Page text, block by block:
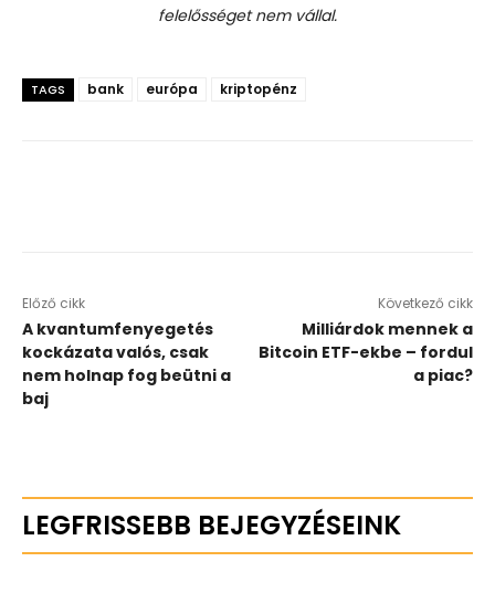
felelősséget nem vállal.
TAGS bank európa kriptopénz
Előző cikk
A kvantumfenyegetés
kockázata valós, csak
nem holnap fog beütni a
baj
Következő cikk
Milliárdok mennek a
Bitcoin ETF-ekbe – fordul
a piac?
LEGFRISSEBB BEJEGYZÉSEINK